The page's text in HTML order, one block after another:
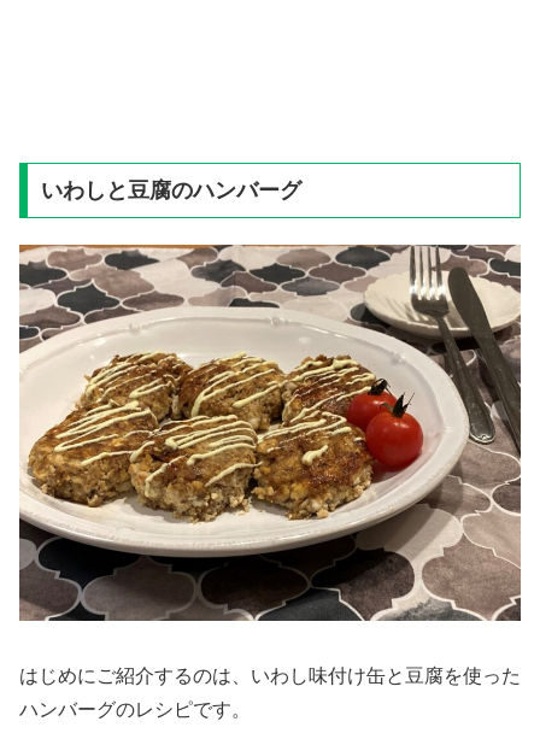
いわしと豆腐のハンバーグ
はじめにご紹介するのは、いわし味付け缶と豆腐を使った
ハンバーグのレシピです。